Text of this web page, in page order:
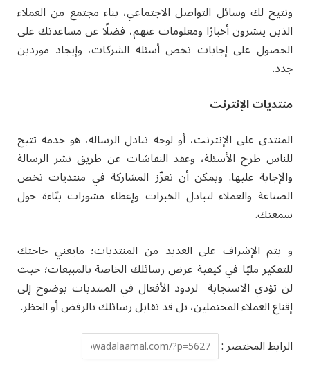
وتتيح لك وسائل التواصل الاجتماعي، بناء مجتمع من العملاء
الذين ينشرون أخبارًا ومعلومات عنهم، فضلًا عن مساعدتك على
الحصول على إجابات تخص أسئلة الشركات، وإيجاد موردين
جدد.
منتديات الإنترنت
المنتدى على الإنترنت، أو لوحة تبادل الرسالة، هو خدمة تتيح
للناس طرح الأسئلة، وعقد النقاشات عن طريق نشر الرسالة
والإجابة عليها. ويمكن أن تعزّز المشاركة في منتديات تخص
الصناعة والعملاء لتبادل الخبرات وإعطاء مشورات بنّاءة حول
سمعتك.
و يتم الإشراف على العديد من المنتديات؛ مايعني حاجتك
للتفكير مليًا في كيفية عرض رسائلك الخاصة بالمبيعات؛ حيث
لن تؤدي الاستجابة لردود الأفعال في المنتديات بوضوح إلى
إقناع العملاء المحتملين، بل قد تقابل رسائلك بالرفض أو الحظر.
الرابط المختصر :